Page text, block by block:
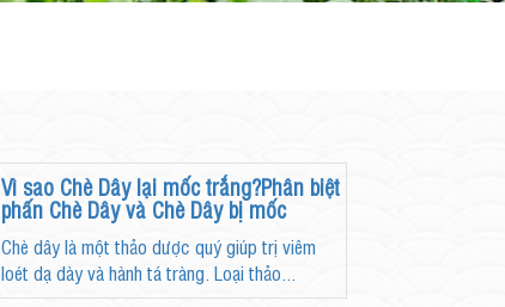
Vì sao Chè Dây lại mốc trắng?Phân biệt
phấn Chè Dây và Chè Dây bị mốc
Chè dây là một thảo dược quý giúp trị viêm
loét dạ dày và hành tá tràng. Loại thảo...